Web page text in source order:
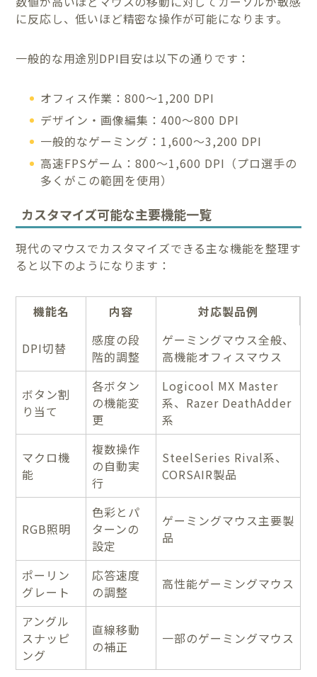
に反応し、低いほど精密な操作が可能になります。
一般的な用途別DPI目安は以下の通りです：
オフィス作業：800〜1,200 DPI
デザイン・画像編集：400〜800 DPI
一般的なゲーミング：1,600〜3,200 DPI
高速FPSゲーム：800〜1,600 DPI（プロ選手の
多くがこの範囲を使用）
カスタマイズ可能な主要機能一覧
現代のマウスでカスタマイズできる主な機能を整理す
ると以下のようになります：
機能名 内容 対応製品例
DPI切替
感度の段
階的調整
ゲーミングマウス全般、
高機能オフィスマウス
ボタン割
り当て
各ボタン
の機能変
更
Logicool MX Master
系、Razer DeathAdder
系
マクロ機
能
複数操作
の自動実
行
SteelSeries Rival系、
CORSAIR製品
RGB照明
色彩とパ
ターンの
設定
ゲーミングマウス主要製
品
ポーリン
グレート
応答速度
の調整
高性能ゲーミングマウス
アングル
スナッピ
ング
直線移動
の補正
一部のゲーミングマウス